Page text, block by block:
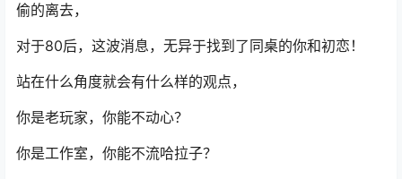
偷的离去，
对于80后，这波消息，无异于找到了同桌的你和初恋！
站在什么角度就会有什么样的观点，
你是老玩家，你能不动心？
你是工作室，你能不流哈拉子？